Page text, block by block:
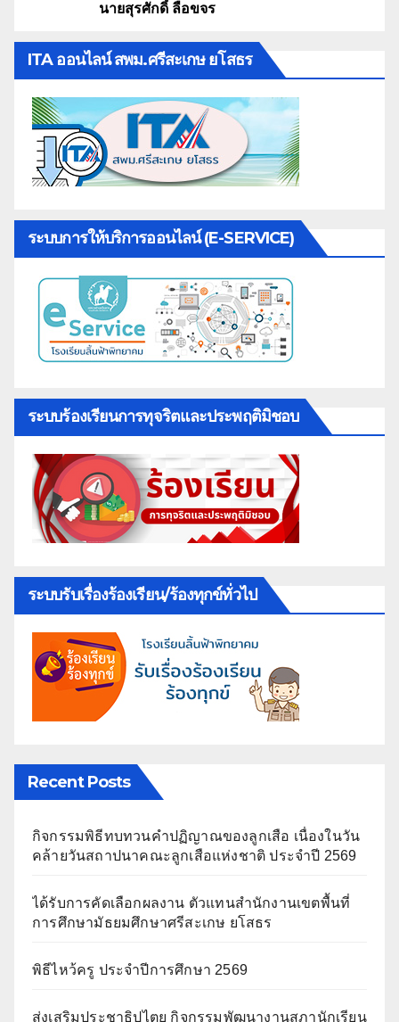
นายสุรศักดิ์ ลือขจร
ITA ออนไลน์ สพม.ศรีสะเกษ ยโสธร
ระบบการให้บริการออนไลน์ (E-SERVICE)
ระบบร้องเรียนการทุจริตและประพฤติมิชอบ
ระบบรับเรื่องร้องเรียน/ร้องทุกข์ทั่วไป
Recent Posts
กิจกรรมพิธีทบทวนคำปฏิญาณของลูกเสือ เนื่องในวัน
คล้ายวันสถาปนาคณะลูกเสือแห่งชาติ ประจำปี 2569
ได้รับการคัดเลือกผลงาน ตัวแทนสำนักงานเขตพื้นที่
การศึกษามัธยมศึกษาศรีสะเกษ ยโสธร
พิธีไหว้ครู ประจำปีการศึกษา 2569
ส่งเสริมประชาธิปไตย กิจกรรมพัฒนางานสภานักเรียน